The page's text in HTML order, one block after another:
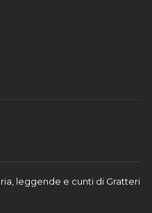
leggende e cunti di Gratteri